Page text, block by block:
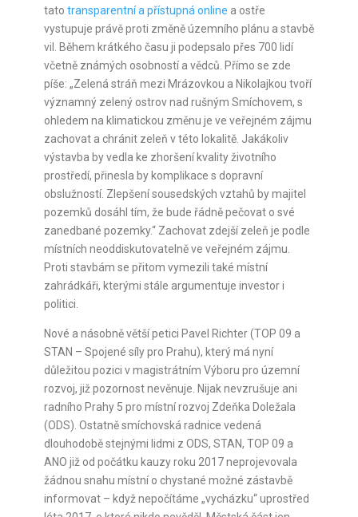
tato transparentní a přístupná online a ostře
vystupuje právě proti změně územního plánu a stavbě
vil. Během krátkého času ji podepsalo přes 700 lidí
včetně známých osobností a vědců. Přímo se zde
píše: „Zelená stráň mezi Mrázovkou a Nikolajkou tvoří
významný zelený ostrov nad rušným Smíchovem, s
ohledem na klimatickou změnu je ve veřejném zájmu
zachovat a chránit zeleň v této lokalitě. Jakákoliv
výstavba by vedla ke zhoršení kvality životního
prostředí, přinesla by komplikace s dopravní
obslužností. Zlepšení sousedských vztahů by majitel
pozemků dosáhl tím, že bude řádně pečovat o své
zanedbané pozemky.“ Zachovat zdejší zeleň je podle
místních neoddiskutovatelně ve veřejném zájmu.
Proti stavbám se přitom vymezili také místní
zahrádkáři, kterými stále argumentuje investor i
politici.
Nové a násobně větší petici Pavel Richter (TOP 09 a
STAN – Spojené síly pro Prahu), který má nyní
důležitou pozici v magistrátním Výboru pro územní
rozvoj, již pozornost nevěnuje. Nijak nevzrušuje ani
radního Prahy 5 pro místní rozvoj Zdeňka Doležala
(ODS). Ostatně smíchovská radnice vedená
dlouhodobě stejnými lidmi z ODS, STAN, TOP 09 a
ANO již od počátku kauzy roku 2017 neprojevovala
žádnou snahu místní o chystané možné zástavbě
informovat – když nepočítáme „vycházku“ uprostřed